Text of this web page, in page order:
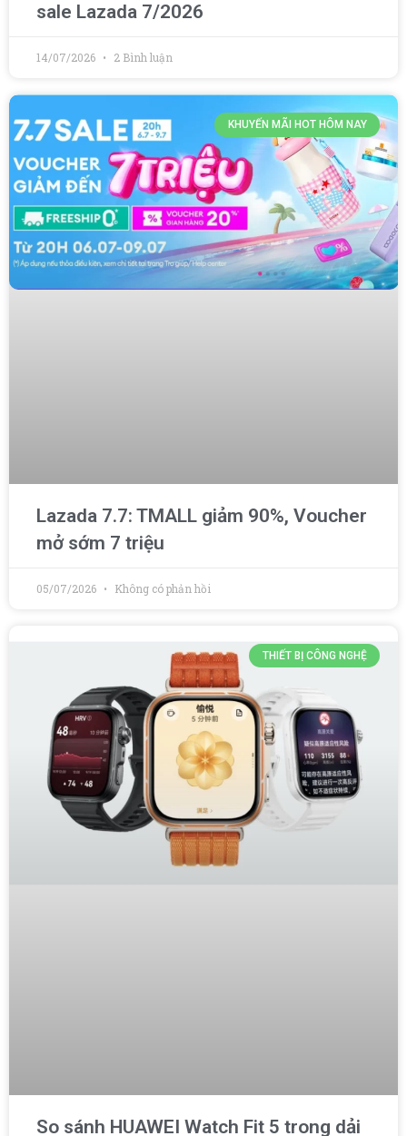
sale Lazada 7/2026
14/07/2026 2 Bình luận
KHUYẾN MÃI HOT HÔM NAY
Lazada 7.7: TMALL giảm 90%, Voucher
mở sớm 7 triệu
05/07/2026 Không có phản hồi
THIẾT BỊ CÔNG NGHỆ
So sánh HUAWEI Watch Fit 5 trong dải